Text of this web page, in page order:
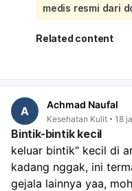
kemerahan atau
Infeksi bakteri
atau kehijauan,
Infeksi menular
digaruk, jaga area
celana dalam
yang keras atau
banyak, ada bau
luka, atau tidak
sebaiknya periksa
medis resmi dari
Related content
A Achmad Naufal
Kesehatan Kulit 18
Bintik-bintik kecil
keluar bintik" kecil di
kadang nggak, ini
gejala lainnya yaa,